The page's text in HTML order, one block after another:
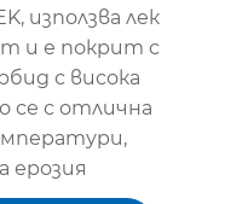
използва лек
и е покрит с
с висока
се с отлична
ерозия